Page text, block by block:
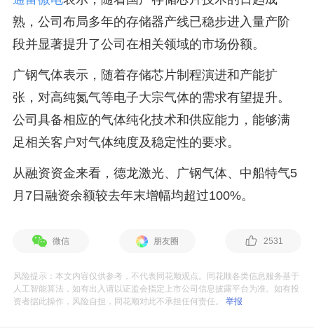
熟，公司布局多年的存储器产线已稳步进入量产阶
段并显著提升了公司在相关领域的市场份额。
广钢气体表示，随着存储芯片制程演进和产能扩
张，对高纯氮气等电子大宗气体的需求有望提升。
公司具备相应的气体纯化技术和供应能力，能够满
足相关客户对气体纯度及稳定性的要求。
从融资资金来看，德龙激光、广钢气体、中船特气5
月7日融资余额较去年末增幅均超过100%。
微信 朋友圈 2531
风险提示：本文内容仅供参考，不代表同花顺观点。同花顺各类信息服务基于
人工智能算法，如有出入请以证监会指定上市公司信息披露平台为准。如有投
资者据此操作，风险自担，同花顺对此不承担任何责任。举报